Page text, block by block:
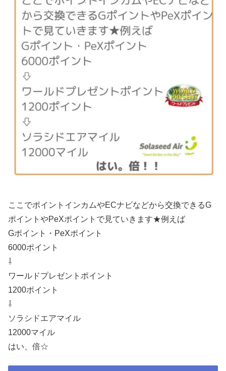
ここでポイントインカムやECナビなどから交換できるG
ポイントやPeXポイントで見ていきます★例えば
Gポイント・PeXポイント
6000ポイント
⇩
ワールドプレゼントポイント
1200ポイント
⇩
ソラシドエアマイル
12000マイル
はい、倍☆